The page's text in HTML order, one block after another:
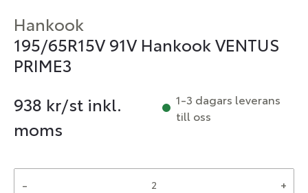
Hankook
195/65R15V 91V Hankook VENTUS
PRIME3
938 kr/st inkl.
moms
1-3 dagars leverans
till oss
- +